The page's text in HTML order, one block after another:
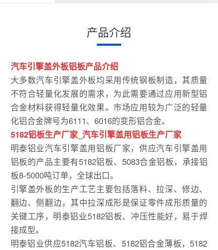
产品介绍
汽车引擎盖外板铝板产品介绍
大多数汽车引擎盖外板均采用传统钢板制造，其质量
不符合轻量化发展的需求，为此需要通过应用新型铝
合金材料获得轻量化效果。市场应用较为广泛的轻量
化铝合金牌号为6111、6016的变形铝合金。
5182铝板生产厂家_汽车引擎盖用铝板生产厂家
明泰铝业汽车引擎盖用铝板厂家，供应汽车引擎盖用
铝板的产品主要有5182铝板、5083合金铝板，承接铝
板8-5000吨订单，全球出口。
引擎盖外板的生产工艺主要包括落料、拉深、修边、
翻边、侧翻边，其中拉深成形是保证零件成形质量的
关键工序，明泰铝业5182铝板、冲压性能好，易于焊
接成型。
明泰铝业供应5182汽车铝板、5182铝合金薄板，5182